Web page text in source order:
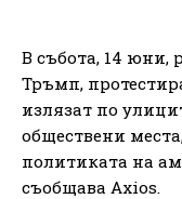
В събота, 14 юни,
Тръмп,
излязат по
обществени
политиката на
съобщава Axios.